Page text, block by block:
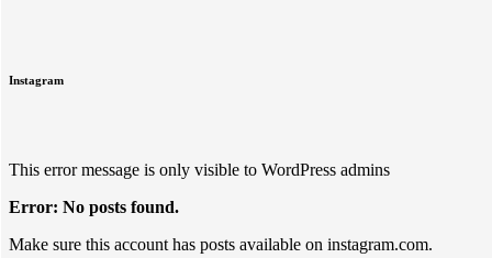
Instagram
This error message is only visible to WordPress admins
Error: No posts found.
Make sure this account has posts available on instagram.com.